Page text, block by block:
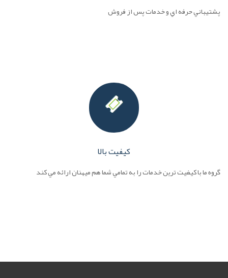
پشتيباني حرفه اي و خدمات پس از فروش
کيفيت بالا
گروه ما با کيفيت ترين خدمات را به تمامي شما هم ميهنان ارائه مي کند